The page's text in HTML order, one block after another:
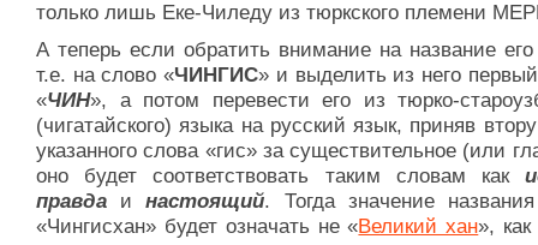
только лишь Еке-Чиледу из тюркского племени
А теперь если обратить внимание на название его
т.е. на слово «ЧИНГИС» и выделить из него
«ЧИН», а потом перевести его из тюрко-
(чигатайского) языка на русский язык, приняв
указанного слова «гис» за существительное (или
оно будет соответствовать таким словам как
правда инастоящий. Тогда значение
«Чингисхан» будет означать не «Великий хан»,